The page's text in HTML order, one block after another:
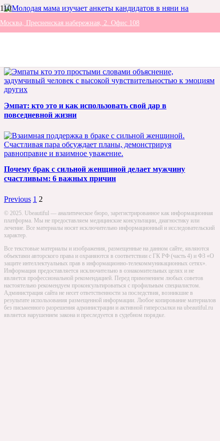
Москва, Пресненская набережная, 2. Офис 108
Эмпат: кто это и как использовать свой дар в
повседневной жизни
Почему брак с сильной женщиной делает мужчину
счастливым: 6 важных причин
Previous 1 2
© 2025. Ubeautiful — аналитическое бюро, зарегистрированное как информационная
платформа. Мы не предоставляем медицинские консультации, диагностику или
лечение. Все материалы носят исключительно информационный и исследовательский
характер.
Все текстовые материалы и изображения, размещенные на данном сайте, являются
объектами авторского права и охраняются в соответствии с ГК РФ (часть 4) и ФЗ «О
защите интеллектуальных прав в информационно-телекоммуникационных сетях».
Информация предоставляется исключительно в ознакомительных целях и не
является профессиональной рекомендацией. Перед применением любых советов
настоятельно рекомендуем проконсультироваться с профильным специалистом.
Администрация сайта не несет ответственности за последствия, возникшие в
результате использования размещенной информации. Любое копирование материалов
без письменного разрешения администрации и активной гиперссылки на ubeautiful.ru
является нарушением закона и преследуется в судебном порядке.